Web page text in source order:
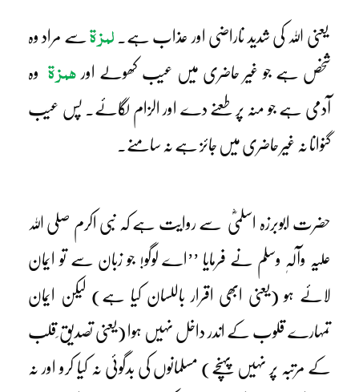
یعنی اللہ کی شدید ناراضی اور عذاب ہے۔ لمزۃ سے مراد وہ
شخص ہے جو غیر حاضری میں عیب کھولے اور ھمزۃ وہ
آدمی ہے جو منہ پر طعنے دے اور الزام لگائے۔ پس عیب
گنوانا نہ غیر حاضری میں جائز ہے نہ سامنے۔
حضرت ابوبرزہ اسلمیؓ سے روایت ہے کہ نبی اکرم صلی اللہ
علیہ وآلہٖ وسلم نے فرمایا ’’اے لوگو! جو زبان سے تو ایمان
لائے ہو (یعنی ابھی اقرار باللسان کیا ہے) لیکن ایمان
تمہارے قلوب کے اندر داخل نہیں ہوا (یعنی تصدیق ِقلب
کے مرتبہ پر نہیں پہنچے) مسلمانوں کی بدگوئی نہ کیا کرو اور نہ